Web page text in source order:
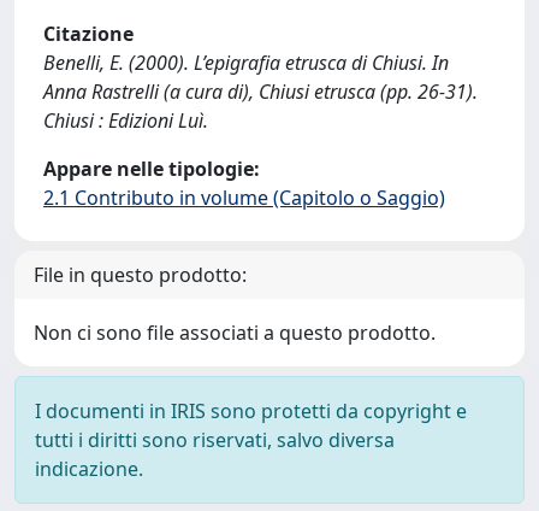
Citazione
Benelli, E. (2000). L’epigrafia etrusca di Chiusi. In
Anna Rastrelli (a cura di), Chiusi etrusca (pp. 26-31).
Chiusi : Edizioni Luì.
Appare nelle tipologie:
2.1 Contributo in volume (Capitolo o Saggio)
File in questo prodotto:
Non ci sono file associati a questo prodotto.
I documenti in IRIS sono protetti da copyright e
tutti i diritti sono riservati, salvo diversa
indicazione.